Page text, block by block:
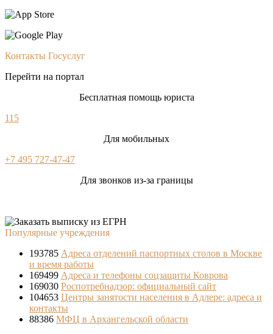
Контакты Госуслуг
Перейти на портал
Бесплатная помощь юриста
115
Для мобильных
+7 495 727-47-47
Для звонков из-за границы
Популярные учреждения
193785 Адреса отделений паспортных столов в Москве
и время работы
169499 Адреса и телефоны соцзащиты Коврова
169030 Роспотребнадзор: официальный сайт
104653 Центры занятости населения в Адлере: адреса и
контакты
88386 МФЦ в Архангельской области